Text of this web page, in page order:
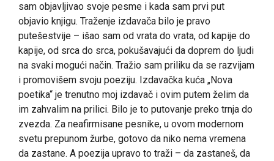
sam objavljivao svoje pesme i kada sam prvi put
objavio knjigu. Traženje izdavača bilo je pravo
putešestvije – išao sam od vrata do vrata, od kapije do
kapije, od srca do srca, pokušavajući da doprem do ljudi
na svaki mogući način. Tražio sam priliku da se razvijam
i promovišem svoju poeziju. Izdavačka kuća „Nova
poetika“ je trenutno moj izdavač i ovim putem želim da
im zahvalim na prilici. Bilo je to putovanje preko trnja do
zvezda. Za neafirmisane pesnike, u ovom modernom
svetu prepunom žurbe, gotovo da niko nema vremena
da zastane. A poezija upravo to traži – da zastaneš, da